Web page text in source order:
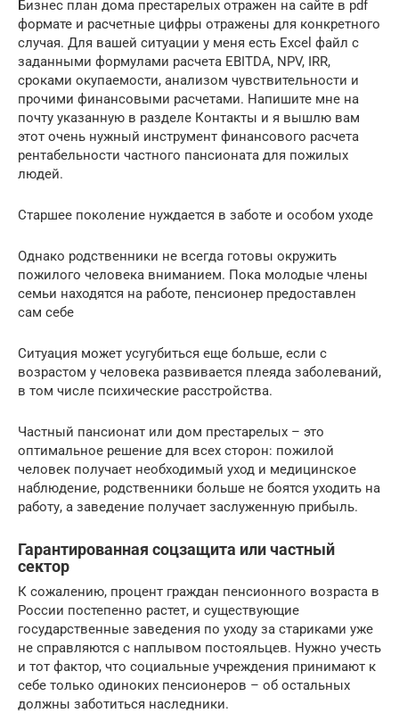
Бизнес план дома престарелых отражен на сайте в pdf
формате и расчетные цифры отражены для конкретного
случая. Для вашей ситуации у меня есть Excel файл с
заданными формулами расчета EBITDA, NPV, IRR,
сроками окупаемости, анализом чувствительности и
прочими финансовыми расчетами. Напишите мне на
почту указанную в разделе Контакты и я вышлю вам
этот очень нужный инструмент финансового расчета
рентабельности частного пансионата для пожилых
людей.
Старшее поколение нуждается в заботе и особом уходе
Однако родственники не всегда готовы окружить
пожилого человека вниманием. Пока молодые члены
семьи находятся на работе, пенсионер предоставлен
сам себе
Ситуация может усугубиться еще больше, если с
возрастом у человека развивается плеяда заболеваний,
в том числе психические расстройства.
Частный пансионат или дом престарелых – это
оптимальное решение для всех сторон: пожилой
человек получает необходимый уход и медицинское
наблюдение, родственники больше не боятся уходить на
работу, а заведение получает заслуженную прибыль.
Гарантированная соцзащита или частный
сектор
К сожалению, процент граждан пенсионного возраста в
России постепенно растет, и существующие
государственные заведения по уходу за стариками уже
не справляются с наплывом постояльцев. Нужно учесть
и тот фактор, что социальные учреждения принимают к
себе только одиноких пенсионеров – об остальных
должны заботиться наследники.